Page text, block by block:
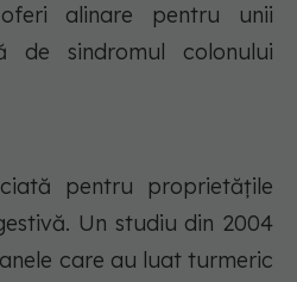
alinare pentru unii
de sindromul colonului
pentru proprietățile
Un studiu din 2004
care au luat turmeric